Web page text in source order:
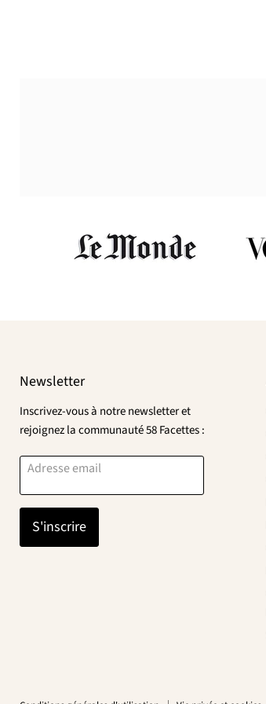
Newsletter
Inscrivez-vous à notre newsletter et
rejoignez la communauté 58 Facettes :
Adresse email
S'inscrire